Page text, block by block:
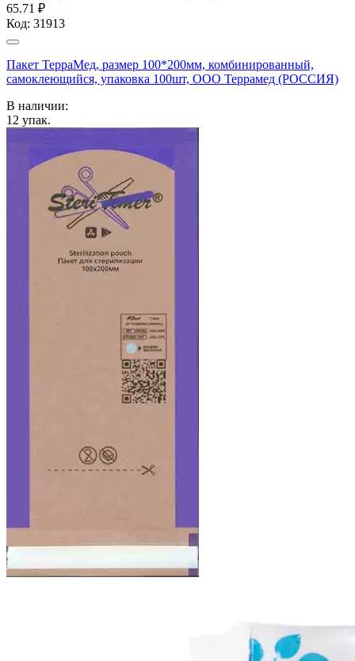
65.71 ₽
Код: 31913
Пакет ТерраМед, размер 100*200мм, комбинированный,
самоклеющийся, упаковка 100шт, ООО Террамед (РОССИЯ)
В наличии:
12 упак.